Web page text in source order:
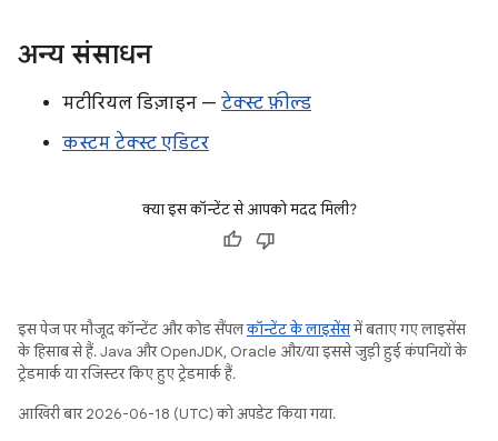
अन्य संसाधन
मटीरियल डिज़ाइन — टेक्स्ट फ़ील्ड
कस्टम टेक्स्ट एडिटर
क्या इस कॉन्टेंट से आपको मदद मिली?
इस पेज पर मौजूद कॉन्टेंट और कोड सैंपलकॉन्टेंट के लाइसेंसमें बताए गए लाइसेंस
के हिसाब से हैं. Java और OpenJDK, Oracle और/या इससे जुड़ी हुई कंपनियों के
ट्रेडमार्क या रजिस्टर किए हुए ट्रेडमार्क हैं.
आखिरी बार 2026-06-18 (UTC) को अपडेट किया गया.